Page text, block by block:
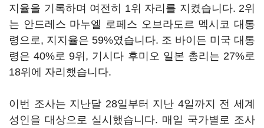
지율을 기록하며 여전히 1위 자리를 지켰습니다. 2위
는 안드레스 마누엘 로페스 오브라도르 멕시코 대통
령으로, 지지율은 59%였습니다. 조 바이든 미국 대통
령은 40%로 9위, 기시다 후미오 일본 총리는 27%로
18위에 자리했습니다.
이번 조사는 지난달 28일부터 지난 4일까지 전 세계
성인을 대상으로 실시했습니다. 매일 국가별로 조사